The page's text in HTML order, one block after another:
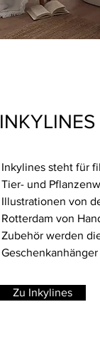
INKYLINES
Inkylines steht für
Tier- und
Illustrationen von
Rotterdam von
Zubehör werden
Zu Inkylines